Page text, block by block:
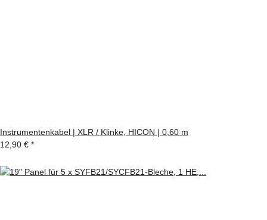
Instrumentenkabel | XLR / Klinke, HICON | 0,60 m
12,90 € *